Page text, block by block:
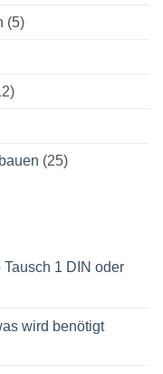
(5)
(25)
1 DIN oder
wird benötigt